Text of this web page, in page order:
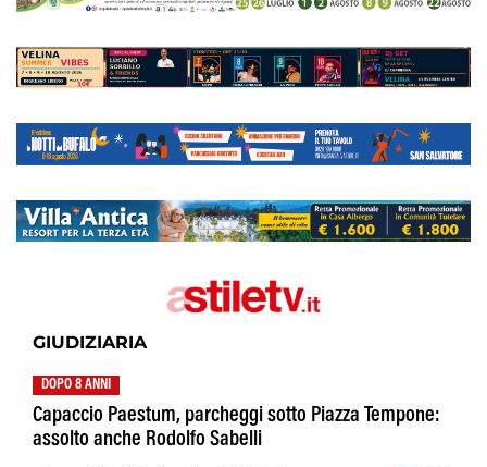
GIUDIZIARIA
DOPO 8 ANNI
Capaccio Paestum, parcheggi sotto Piazza Tempone:
assolto anche Rodolfo Sabelli